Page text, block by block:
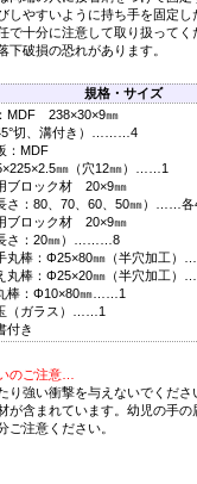
しやすいように持ち手を固定し
で十分に注意して取り扱ってく
下破損の恐れがあります。
規格・サイズ
MDF 238×30×9㎜
切、溝付き）………4
：MDF
㎜（穴12㎜）……1
ブロック材 20×9㎜
さ：80、70、60、50㎜）……各
ブロック材 20×9㎜
さ：20㎜）………8
丸棒：Φ25×80㎜（半穴加工）
丸棒：Φ25×20㎜（半穴加工）
棒：Φ10×80㎜……1
（ガラス）……1
付き
のご注意…
り強い衝撃を与えないでくださ
が含まれています。幼児の手の
ご注意ください。